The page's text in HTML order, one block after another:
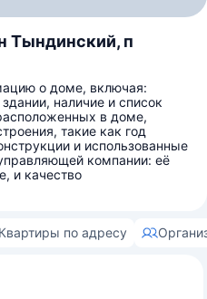
Тындинский, п
о доме, включая:
наличие и список
в доме,
такие как год
и использованные
компании: её
и качество
Квартиры по адресу